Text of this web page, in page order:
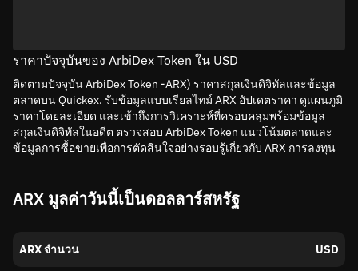
ราคาปัจจุบันของ ArbiDex Token ใน USD
ติดตามปัจจุบัน ArbiDex Token -ARX) ราคาสกุลเงินดิจิทัลและข้อมูล
ตลาดบน Quickex. รับข้อมูลแบบเรียลไทม์ ARX อัปเดตราคา ดูแผนภูมิ
ราคาโดยละเอียด และเข้าถึงการวิเคราะห์ที่ครอบคลุมพร้อมข้อมูล
สกุลเงินดิจิทัลในอดีต ตรวจสอบ ArbiDex Token แนวโน้มตลาดและ
ข้อมูลการซื้อขายเพื่อการตัดสินใจอย่างรอบรู้เกี่ยวกับ ARX การลงทุน
ARX มูลค่าวันนี้เป็นดอลลาร์สหรัฐ
ARX จำนวน USD